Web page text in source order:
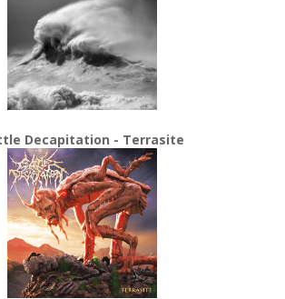
Decapitation - Terrasite